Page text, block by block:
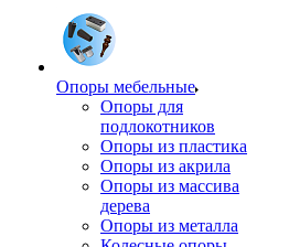
Опоры мебельные
Опоры для
подлокотников
Опоры из пластика
Опоры из акрила
Опоры из массива
дерева
Опоры из металла